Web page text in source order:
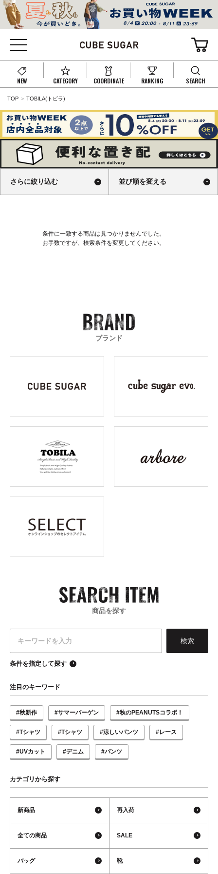
NEW CATEGORY COORDINATE RANKING SEARCH
TOP TOBILA(トビラ)
さらに絞り込む 並び順を変える
条件に一致する商品は見つかりませんでした。
お手数ですが、検索条件を変更してください。
ブランド
商品を探す
条件を指定して探す
注目のキーワード
#秋新作 #サマーバーゲン #秋のPEANUTSコラボ！
#Tシャツ #Tシャツ #涼しいパンツ #レース
#UVカット #デニム #パンツ
カテゴリから探す
新商品 再入荷
全ての商品 SALE
バッグ 靴